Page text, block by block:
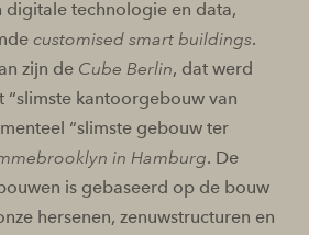
digitale technologie en data,
customised smart buildings.
zijn de Cube Berlin, dat werd
kantoorgebouw van
“slimste gebouw ter
in Hamburg. De
is gebaseerd op de bouw
hersenen, zenuwstructuren en